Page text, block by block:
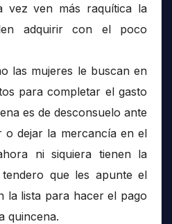
vez ven más raquítica la
adquirir con el poco
las mujeres le buscan en
para completar el gasto
es de desconsuelo ante
o dejar la mercancía en el
ni siquiera tienen la
que les apunte el
la lista para hacer el pago
quincena.